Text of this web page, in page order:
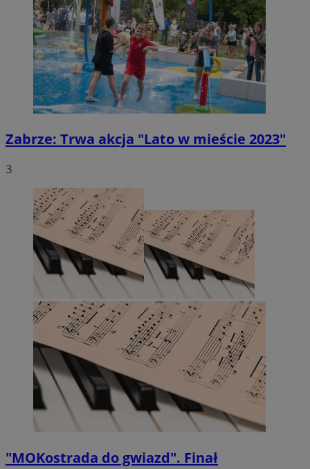
Zabrze: Trwa akcja "Lato w mieście 2023"
3
"MOKostrada do gwiazd". Finał